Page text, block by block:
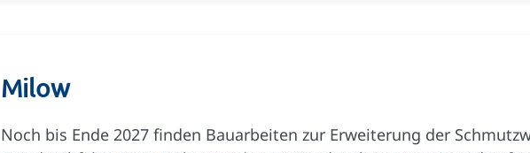
Milow
Noch bis Ende 2027 finden Bauarbeiten zur Erweiterung der